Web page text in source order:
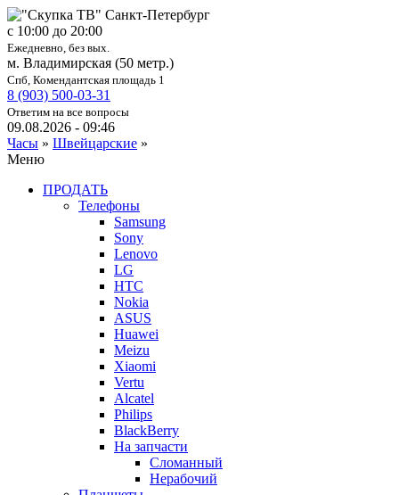
c 10:00 до 20:00
Ежедневно, без вых.
м. Владимирская (50 метр.)
Спб, Комендантская площадь 1
8 (903) 500-03-31
Ответим на все вопросы
09.08.2026 - 09:46
Часы » Швейцарские »
Меню
ПРОДАТЬ
Телефоны
Samsung
Sony
Lenovo
LG
HTC
Nokia
ASUS
Huawei
Meizu
Xiaomi
Vertu
Alcatel
Philips
BlackBerry
На запчасти
Сломанный
Нерабочий